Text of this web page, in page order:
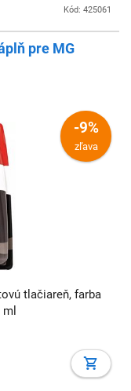
Kód: 425061
pre MG
-9%
zľava
tlačiareň, farba